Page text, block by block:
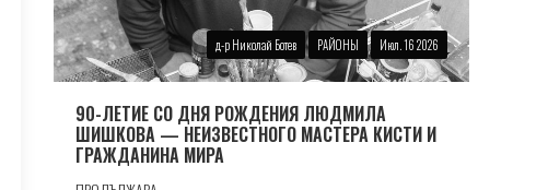
д-р Николай Ботев РАЙОНЫ Июл. 16 2026
90-ЛЕТИЕ СО ДНЯ РОЖДЕНИЯ ЛЮДМИЛА
ШИШКОВА — НЕИЗВЕСТНОГО МАСТЕРА КИСТИ И
ГРАЖДАНИНА МИРА